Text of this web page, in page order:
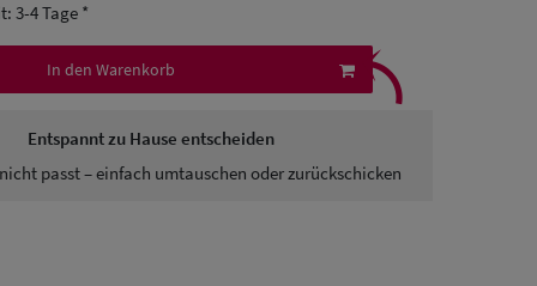
3-4 Tage *
In den Warenkorb
Entspannt zu Hause entscheiden
passt – einfach umtauschen oder zurückschicken
⤹